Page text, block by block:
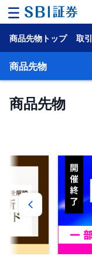
ー
ム
ー
ケ
内
株
国
株
式
商品先物トップ 取引
商品先物
商品先物